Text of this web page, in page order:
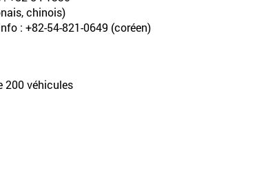
chinois)
: +82-54-821-0649 (coréen)
200 véhicules